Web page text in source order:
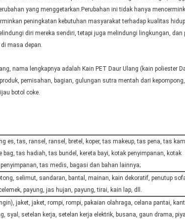
yang menggetarkan.Perubahan ini tidak hanya
peningkatan kebutuhan masyarakat terhadap kualitas
diri mereka sendiri, tetapi juga melindungi lingkungan,
masa depan.
nama lengkapnya adalah Kain PET Daur Ulang (kain poliester
pemisahan, bagian, gulungan sutra mentah dari
botol coke.
es, tas, ransel, ransel, bretel, koper, tas makeup, tas pena, tas
bag, tas hadiah, tas bundel, kereta bayi, kotak penyimpanan, kotak
penyimpanan, tas medis, bagasi dan bahan lainnya;
selimut, sandaran, bantal, mainan, kain dekoratif, penutup
payung, jas hujan, payung, tirai, kain lap, dll.
jaket, jaket, rompi, rompi, pakaian olahraga, celana pantai,
syal, setelan kerja, setelan kerja elektrik, busana, gaun drama,